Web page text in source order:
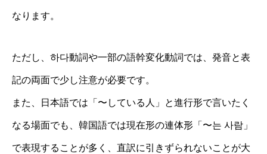
なります。
ただし、하다動詞や一部の語幹変化動詞では、発音と表
記の両面で少し注意が必要です。
また、日本語では「〜している人」と進行形で言いたく
なる場面でも、韓国語では現在形の連体形「〜는 사람」
で表現することが多く、直訳に引きずられないことが大